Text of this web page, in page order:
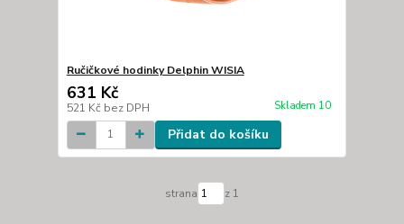
Ručičkové hodinky Delphin WISIA
631 Kč
521 Kč bez DPH Skladem 10
Přidat do košíku
strana z 1